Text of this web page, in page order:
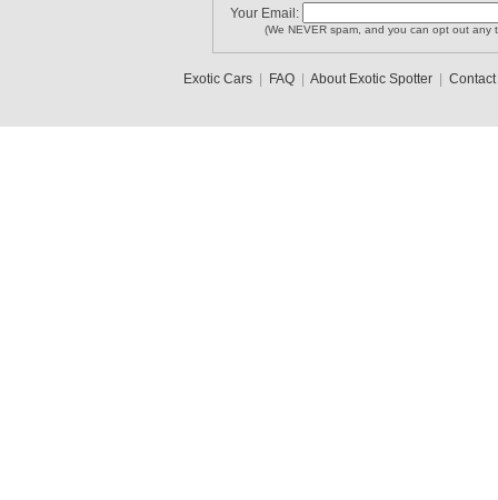
Your Email:
(We NEVER spam, and you can opt out any
Exotic Cars| FAQ| About Exotic Spotter| Contact